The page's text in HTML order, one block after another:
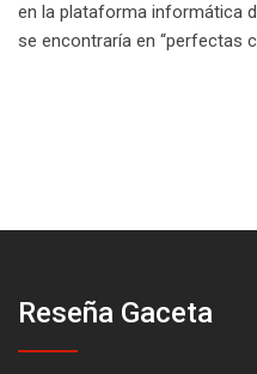
en la plataforma informática
se encontraría en “perfectas
Reseña Gaceta